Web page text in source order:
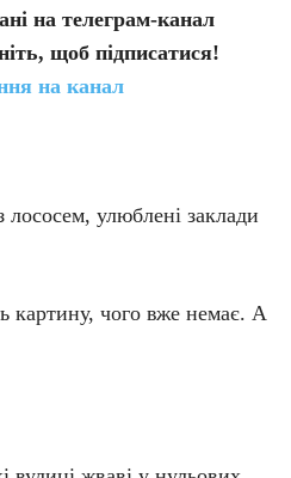
на телеграм-канал
щоб підписатися!
на канал
лососем, улюблені заклади
картину, чого вже немає. А